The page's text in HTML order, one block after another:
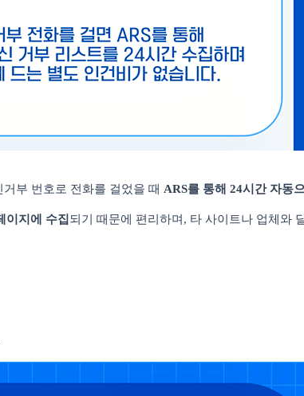
부 번호로 전화를 걸었을 때 ARS를 통해 24시간 자동
이지에 수집되기 때문에 편리하며 , 타 사이트나 업체와